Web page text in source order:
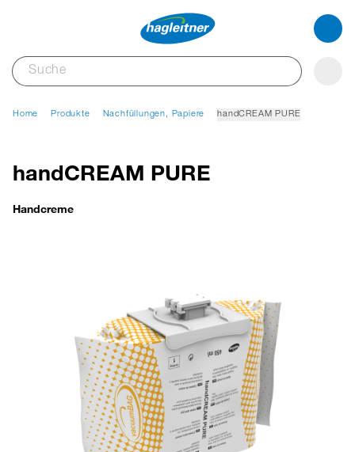
Home Produkte Nachfüllungen, Papiere handCREAM PURE
handCREAM PURE
Handcreme